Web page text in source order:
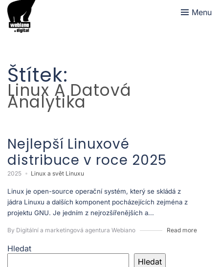
Menu
Štítek:
Linux A Datová
Analytika
Nejlepší Linuxové
distribuce v roce 2025
2025 Linux a svět Linuxu
Linux je open-source operační systém, který se skládá z
jádra Linuxu a dalších komponent pocházejících zejména z
projektu GNU. Je jedním z nejrozšířenějších a...
By Digitální a marketingová agentura Webiano Read more
Hledat
Hledat